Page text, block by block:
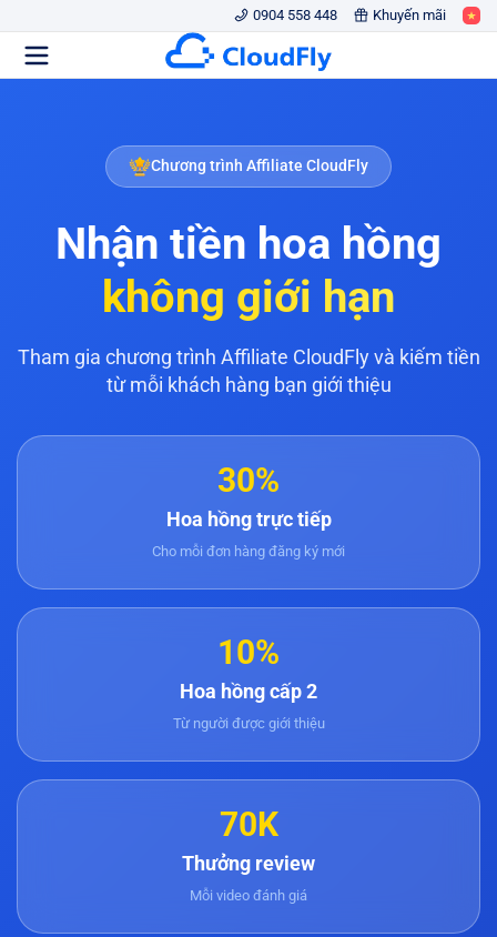
0904 558 448 Khuyến mãi
Chương trình Affiliate CloudFly
Nhận tiền hoa hồng
không giới hạn
Tham gia chương trình Affiliate CloudFly và kiếm tiền
từ mỗi khách hàng bạn giới thiệu
30%
Hoa hồng trực tiếp
Cho mỗi đơn hàng đăng ký mới
10%
Hoa hồng cấp 2
Từ người được giới thiệu
70K
Thưởng review
Mỗi video đánh giá